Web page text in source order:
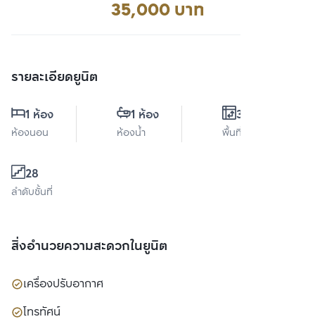
35,000 บาท
รายละเอียดยูนิต
1 ห้อง
ห้องนอน
1 ห้อง
ห้องน้ำ
38 ตร.ม.
พื้นที่ใช้สอย
28
ลำดับชั้นที่
สิ่งอำนวยความสะดวกในยูนิต
เครื่องปรับอากาศ
โทรทัศน์